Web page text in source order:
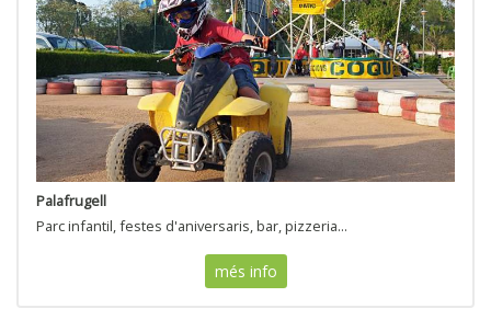
Palafrugell
Parc infantil, festes d'aniversaris, bar, pizzeria...
més info